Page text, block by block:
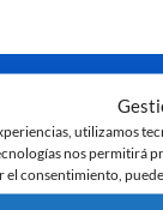
utilizamos
nos permitirá
consentimiento,